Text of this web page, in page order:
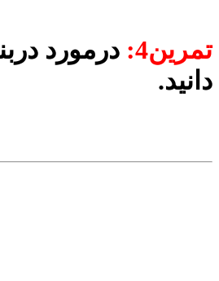
تمرین4: درمورد
دانید.